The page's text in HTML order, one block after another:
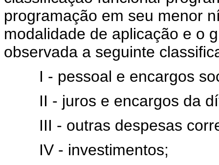
programação em seu menor
modalidade de aplicação e o
observada a seguinte
I - pessoal e encargos
II - juros e encargos da
III - outras despesas
IV - investimentos;